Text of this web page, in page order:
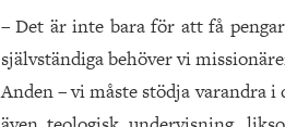
– Det är inte bara för att få
självständiga behöver vi
Anden – vi måste stödja varandra